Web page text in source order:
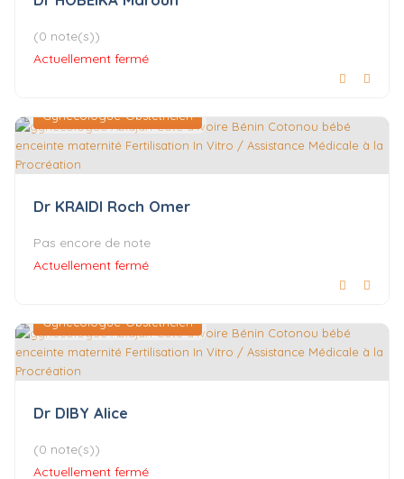
(0 note(s))
Actuellement fermé
Gynécologue-Obstétricien
Dr KRAIDI Roch Omer
Pas encore de note
Actuellement fermé
Gynécologue-Obstétricien
Dr DIBY Alice
(0 note(s))
Actuellement fermé